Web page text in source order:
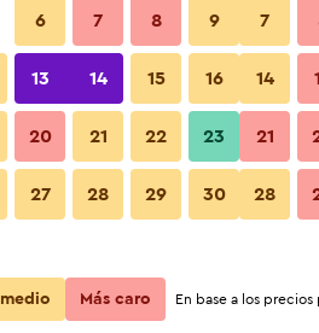
Ver precios
Ver precios
6 7 8 9
13 14 15 16
20 21 22 23
27 28 29 30
7
14
21
28
Más caro En base a los